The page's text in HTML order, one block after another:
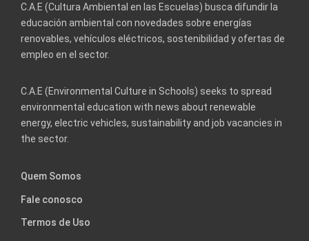
C.A.E (Cultura Ambiental en las Escuelas) busca difundir la
educación ambiental con novedades sobre energías
renovables, vehículos eléctricos, sostenibilidad y ofertas de
empleo en el sector.
C.A.E (Environmental Culture in Schools) seeks to spread
environmental education with news about renewable
energy, electric vehicles, sustainability and job vacancies in
the sector.
Quem Somos
Fale conosco
Termos de Uso